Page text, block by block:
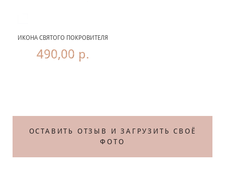
ИКОНА СВЯТОГО ПОКРОВИТЕЛЯ
490,00 р.
ОСТАВИТЬ ОТЗЫВ И ЗАГРУЗИТЬ СВОЁ
ФОТО